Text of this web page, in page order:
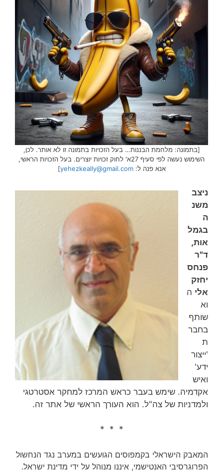
[בתמונה: מלחמת הבננות… בעל הזכויות בתמונה זו לא אותר. לכן,
השימוש נעשה לפי סעיף 27א' לחוק זכויות יוצרים. בעל הזכויות הראשי,
אנא פנה ל:yehezkeally@gmail.com
]
ניצב
משנ
ה
בגמל
אות,
ד"ר
פנחס
יחזק
אלי ה
וא
שותף
בחבר
ת
'ייצור
ידע'
ואיש
אקדמיה. שימש בעבר כראש המרכז למחקר אסטרטגי
ולמדניות של צה"ל. הוא העורך הראשי של אתר זה.
* * *
המאבק הישראלי בקמפוסים הגועשים במערב נגד הנחשול
הפרוגרסיבי האנטישמי, איננו מנוהל על ידי מדינת ישראל.